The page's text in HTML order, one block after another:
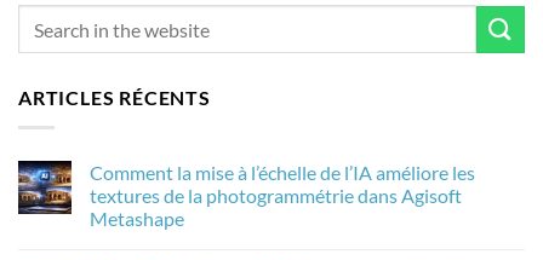
ARTICLES RÉCENTS
Comment la mise à l’échelle de l’IA améliore les
textures de la photogrammétrie dans Agisoft
Metashape